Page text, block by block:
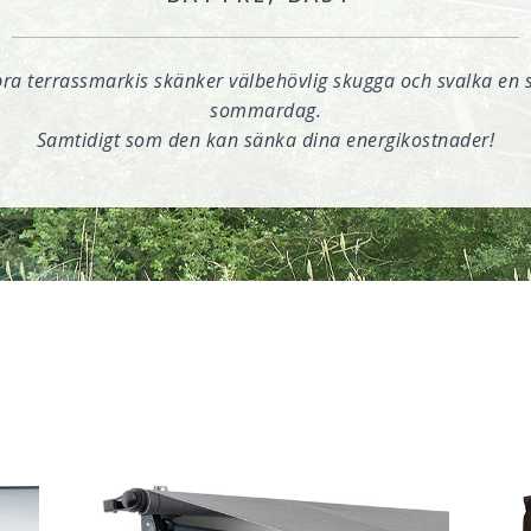
terrassmarkis skänker välbehövlig skugga och svalka en
sommardag.
Samtidigt som den kan sänka dina energikostnader!